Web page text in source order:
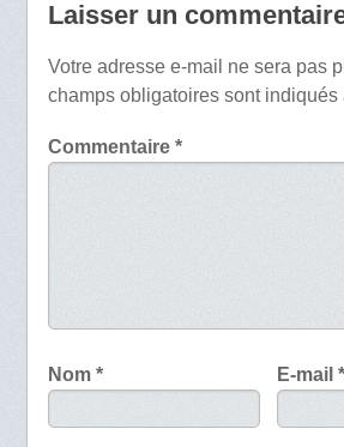
Laisser un
Votre adresse e-mail ne sera pas
champs obligatoires sont indiqués
Commentaire *
Nom * E-mail*